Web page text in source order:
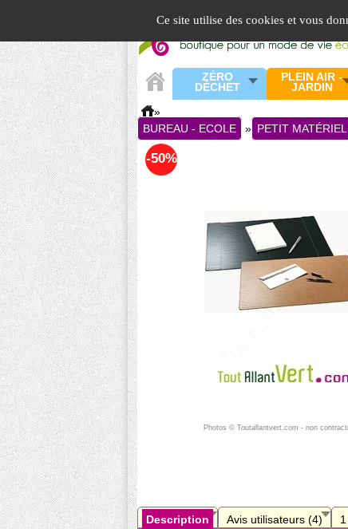
Ce site utilise des cookies et vous
ZÉRO
DÉCHET
PLEIN AIR -
JARDIN
»
BUREAU - ECOLE
» PETIT MATÉRIEL
-50%
Photos © Toutallantvert.com - non
Description Avis utilisateurs (4)